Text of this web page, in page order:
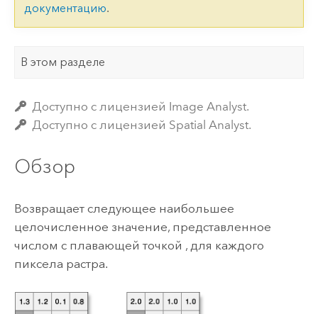
документацию.
В этом разделе
Доступно с лицензией Image Analyst.
Доступно с лицензией Spatial Analyst.
Обзор
Возвращает следующее наибольшее
целочисленное значение, представленное
числом с плавающей точкой , для каждого
пиксела растра.